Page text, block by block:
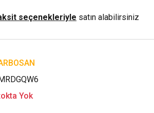
seçenekleriyle satın alabilirsiniz
Yok